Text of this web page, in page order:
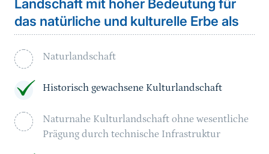
Landschaft mit hoher Bedeutung für
das natürliche und kulturelle Erbe als
Naturlandschaft
Historisch gewachsene Kulturlandschaft
Naturnahe Kulturlandschaft ohne wesentliche
Prägung durch technische Infrastruktur